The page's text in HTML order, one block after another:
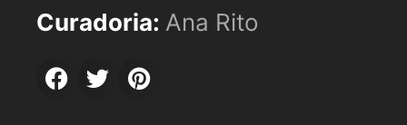
Curadoria: Ana Rito